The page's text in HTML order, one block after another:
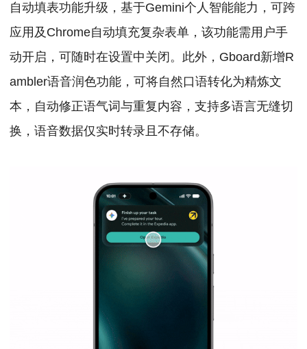
自动填表功能升级，基于Gemini个人智能能力，可跨
应用及Chrome自动填充复杂表单，该功能需用户手
动开启，可随时在设置中关闭。 此外，Gboard新增R
ambler语音润色功能，可将自然口语转化为精炼文
本，自动修正语气词与重复内容，支持多语言无缝切
换，语音数据仅实时转录且不存储。